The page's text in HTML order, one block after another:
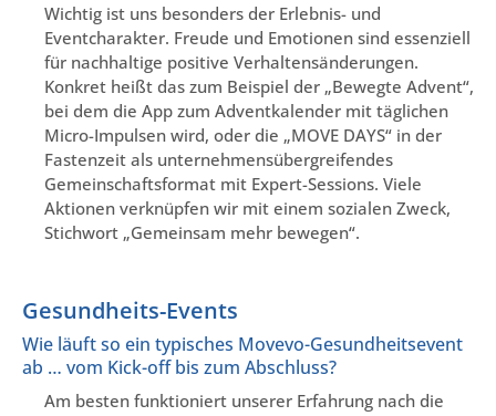
Wichtig ist uns besonders der Erlebnis- und
Eventcharakter. Freude und Emotionen sind essenziell
für nachhaltige positive Verhaltensänderungen.
Konkret heißt das zum Beispiel der „Bewegte Advent“,
bei dem die App zum Adventkalender mit täglichen
Micro-Impulsen wird, oder die „MOVE DAYS“ in der
Fastenzeit als unternehmensübergreifendes
Gemeinschaftsformat mit Expert-Sessions. Viele
Aktionen verknüpfen wir mit einem sozialen Zweck,
Stichwort „Gemeinsam mehr bewegen“.
Gesundheits-Events
Wie läuft so ein typisches Movevo-Gesundheitsevent
ab … vom Kick-off bis zum Abschluss?
Am besten funktioniert unserer Erfahrung nach die